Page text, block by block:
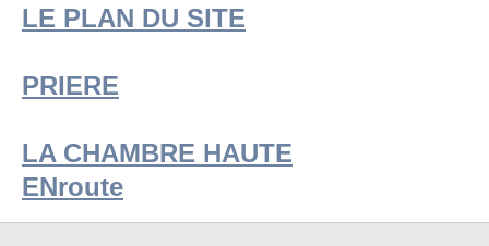
LE PLAN DU SITE
PRIERE
LA CHAMBRE HAUTE
ENroute